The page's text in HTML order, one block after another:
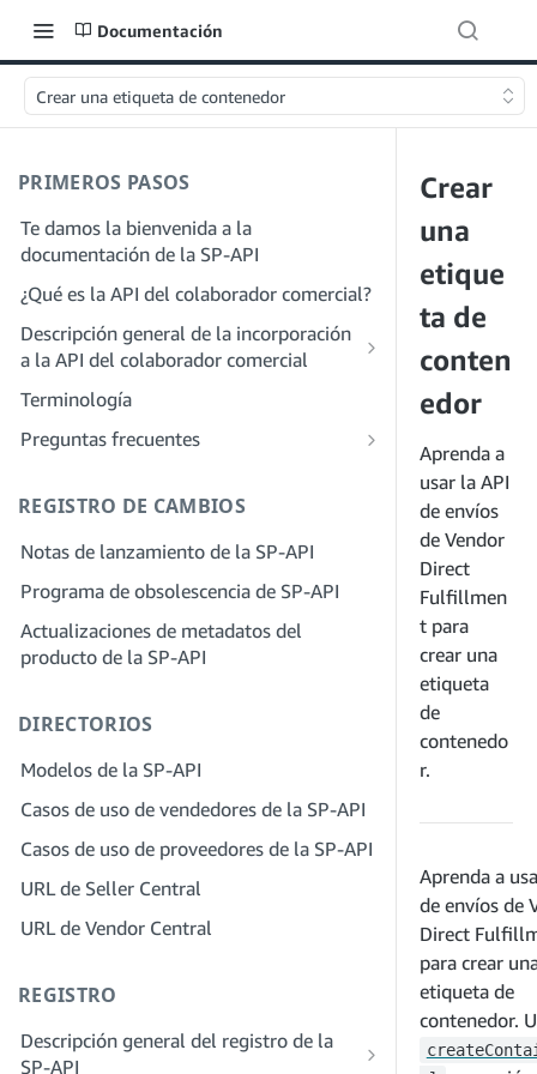
Documentación
Crear una etiqueta de contenedor
PRIMEROS PASOS
Te damos la bienvenida a la
documentación de la SP-API
¿Qué es la API del colaborador comercial?
Descripción general de la incorporación
a la API del colaborador comercial
Incorporación como desarrollador
Paso 4: Registra una aplicación de
entorno aislado
Paso 5: Realiza tu primera llamada al
entorno aislado de la SP-API
autorización
Paso 7: Registra tu aplicación de
producción
Paso 9: Prueba tu aplicación
Paso 10: Incluye tu solicitud
Incorporación como proveedor de
servicios
y permisos para proveedores de
servicios
Paso 2: Crea una cuenta en el portal de
proveedores de soluciones para tu
empresa
Paso 3: Verifica tu identidad
de tu empresa
Paso 5: Solicita roles en Seller Central
Paso 6: Invita a los empleados a tu
cuenta
Paso 7: Conéctate con los vendedores
Paso 8. Incluye tu servicio en la red de
Terminología
Preguntas frecuentes
SP-API
proveedores de soluciones
REGISTRO DE CAMBIOS
Notas de lanzamiento de la SP-API
Programa de obsolescencia de SP-API
Actualizaciones de metadatos del
producto de la SP-API
DIRECTORIOS
Modelos de la SP-API
Casos de uso de vendedores de la SP-API
Casos de uso de proveedores de la SP-API
URL de Seller Central
URL de Vendor Central
REGISTRO
Descripción general del registro de la
SP-API
Crear
una
etique
ta de
conten
edor
Aprenda a
usar la API
de envíos
de Vendor
Direct
Fulfillmen
t para
crear una
etiqueta
de
contenedo
r.
Aprenda a
de envíos de
Direct
para crear
etiqueta de
contenedor.